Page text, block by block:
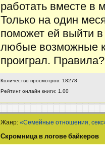
работать вместе в
Только на один
поможет ей выйти
любые возможные
проиграл.
Количество просмотров: 18278
Рейтинг онлайн книги: 1.00
Жанр:«Семейные отношения,
Скромница в логове байкеров